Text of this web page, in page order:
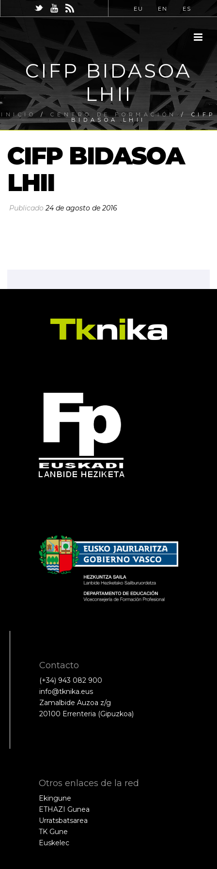
EU EN ES
CIFP BIDASOA
LHII
INICIO/CENTRO DE FORMACIÓN / CIFP
BIDASOA LHII
CIFP BIDASOA
LHII
Publicado24 de agosto de 2016
Contacto
(+34) 943 082 900
info@tknika.eus
Zamalbide Auzoa z/g
20100 Errenteria (Gipuzkoa)
Otros enlaces de la red
Ekingune
ETHAZI Gunea
Urratsbatsarea
TK Gune
Euskelec